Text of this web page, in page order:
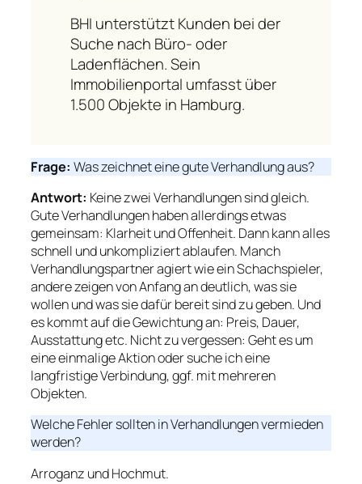
BHI unterstützt Kunden bei der
Suche nach Büro- oder
Ladenflächen. Sein
Immobilienportal umfasst über
1.500 Objekte in Hamburg.
Frage: Was zeichnet eine gute Verhandlung aus?
Antwort: Keine zwei Verhandlungen sind gleich.
Gute Verhandlungen haben allerdings etwas
gemeinsam: Klarheit und Offenheit. Dann kann alles
schnell und unkompliziert ablaufen. Manch
Verhandlungspartner agiert wie ein Schachspieler,
andere zeigen von Anfang an deutlich, was sie
wollen und was sie dafür bereit sind zu geben. Und
es kommt auf die Gewichtung an: Preis, Dauer,
Ausstattung etc. Nicht zu vergessen: Geht es um
eine einmalige Aktion oder suche ich eine
langfristige Verbindung, ggf. mit mehreren
Objekten.
Welche Fehler sollten in Verhandlungen vermieden
werden?
Arroganz und Hochmut.